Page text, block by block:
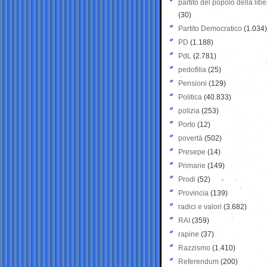
partito del popolo della
(30)
Partito Democratico (1.034)
PD (1.188)
PdL (2.781)
pedofilia (25)
Pensioni (129)
Politica (40.833)
polizia (253)
Porto (12)
povertà (502)
Presepe (14)
Primarie (149)
Prodi (52)
Provincia (139)
radici e valori (3.682)
RAI (359)
rapine (37)
Razzismo (1.410)
Referendum (200)